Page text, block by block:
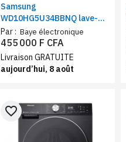
Samsung
WD10HG5U34BBNQ lave-
linge séchant 10Kg/6Kg |
Machine à laver séchante AI
Ecobubble 1400 Tr/Min WiFi
SmartThings noir
Par : Baye électronique
455 000 F CFA
Livraison GRATUITE
aujourd’hui, 8 août
favorite_border